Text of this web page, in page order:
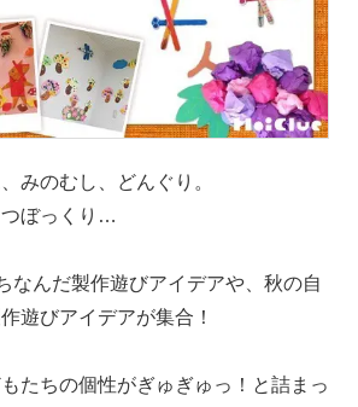
みのむし、どんぐり。
ぼっくり…
なんだ製作遊びアイデアや、秋の自
遊びアイデアが集合！
たちの個性がぎゅぎゅっ！と詰まっ